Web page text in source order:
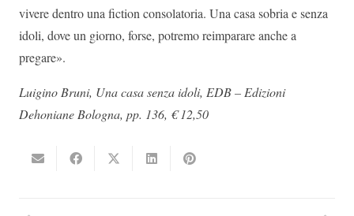
vivere dentro una fiction consolatoria. Una casa sobria e senza
idoli, dove un giorno, forse, potremo reimparare anche a
pregare».
Luigino Bruni, Una casa senza idoli, EDB – Edizioni
Dehoniane Bologna, pp. 136, € 12,50